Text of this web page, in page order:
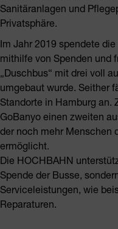
Sanitäranlagen und
Privatsphäre.
Im Jahr 2019 spendete
mithilfe von Spenden und
„Duschbus“ mit drei voll
umgebaut wurde. Seither
Standorte in Hamburg an.
GoBanyo einen zweiten
der noch mehr Menschen
ermöglicht.
Die HOCHBAHN
Spende der Busse,
Serviceleistungen, wie
Reparaturen.